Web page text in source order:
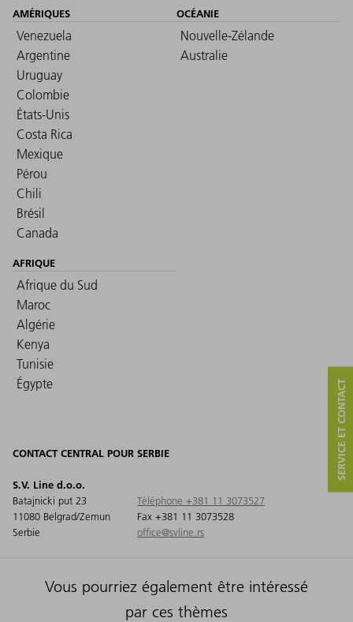
AMÉRIQUES
Venezuela
Argentine
Uruguay
Colombie
États-Unis
Costa Rica
Mexique
Pérou
Chili
Brésil
Canada
OCÉANIE
Nouvelle-Zélande
Australie
AFRIQUE
Afrique du Sud
Maroc
Algérie
Kenya
Tunisie
Égypte
CONTACT CENTRAL POUR SERBIE
S.V. Line d.o.o.
Batajnicki put 23
11080 Belgrad/Zemun
Serbie
Téléphone +381 11 3073527
Fax +381 11 3073528
office@svline.rs
Vous pourriez également être intéressé
par ces thèmes
SERVICE ET CONTACT